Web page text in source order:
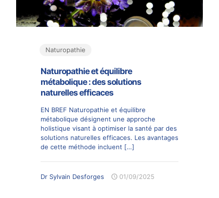
Naturopathie
Naturopathie et équilibre
métabolique : des solutions
naturelles efficaces
EN BREF Naturopathie et équilibre
métabolique désignent une approche
holistique visant à optimiser la santé par des
solutions naturelles efficaces. Les avantages
de cette méthode incluent […]
Dr Sylvain Desforges 01/09/2025